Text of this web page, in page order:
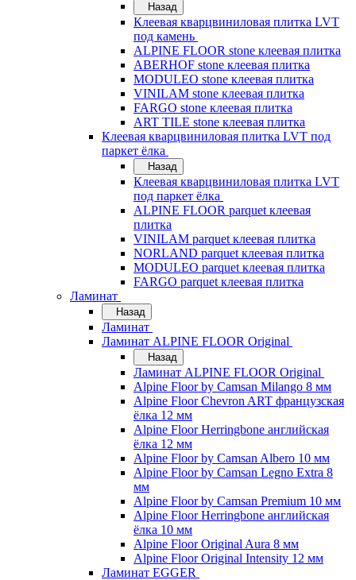
Назад
Клеевая кварцвиниловая плитка LVT
под камень
ALPINE FLOOR stone клеевая плитка
ABERHOF stone клеевая плитка
MODULEO stone клеевая плитка
VINILAM stone клеевая плитка
FARGO stone клеевая плитка
ART TILE stone клеевая плитка
Клеевая кварцвиниловая плитка LVT под
паркет ёлка
Назад
Клеевая кварцвиниловая плитка LVT
под паркет ёлка
ALPINE FLOOR parquet клеевая
плитка
VINILAM parquet клеевая плитка
NORLAND parquet клеевая плитка
MODULEO parquet клеевая плитка
FARGO parquet клеевая плитка
Ламинат
Назад
Ламинат
Ламинат ALPINE FLOOR Original
Назад
Ламинат ALPINE FLOOR Original
Alpine Floor by Camsan Milango 8 мм
Alpine Floor Chevron ART французская
ёлка 12 мм
Alpine Floor Herringbone английская
ёлка 12 мм
Alpine Floor by Camsan Albero 10 мм
Alpine Floor by Camsan Legno Extra 8
мм
Alpine Floor by Camsan Premium 10 мм
Alpine Floor Herringbone английская
ёлка 10 мм
Alpine Floor Original Aura 8 мм
Alpine Floor Original Intensity 12 мм
Ламинат EGGER